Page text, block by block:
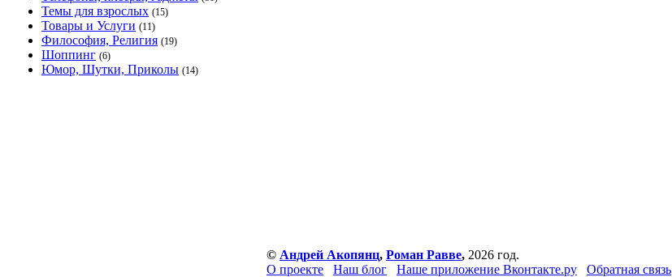
Темы для взрослых (15)
Товары и Услуги (11)
Философия, Религия (19)
Шоппинг (6)
Юмор, Шутки, Приколы (14)
© Андрей Акопянц, Роман Равве, 2026 год.
О проекте
Наш блог Наше приложение Вконтакте.ру Обратная связь